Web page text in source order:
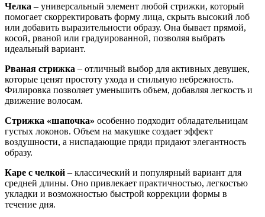
Челка – универсальный элемент любой стрижки, который
помогает скорректировать форму лица, скрыть высокий лоб
или добавить выразительности образу. Она бывает прямой,
косой, рваной или градуированной, позволяя выбрать
идеальный вариант.
Рваная стрижка – отличный выбор для активных девушек,
которые ценят простоту ухода и стильную небрежность.
Филировка позволяет уменьшить объем, добавляя легкость и
движение волосам.
Стрижка «шапочка» особенно подходит обладательницам
густых локонов. Объем на макушке создает эффект
воздушности, а ниспадающие пряди придают элегантность
образу.
Каре с челкой – классический и популярный вариант для
средней длины. Оно привлекает практичностью, легкостью
укладки и возможностью быстрой коррекции формы в
течение дня.